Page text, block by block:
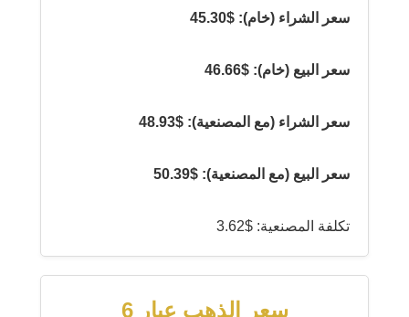
سعر الشراء (خام): $45.30
سعر البيع (خام): $46.66
سعر الشراء (مع المصنعية): $48.93
سعر البيع (مع المصنعية): $50.39
تكلفة المصنعية: $3.62
سعر الذهب عيار 6